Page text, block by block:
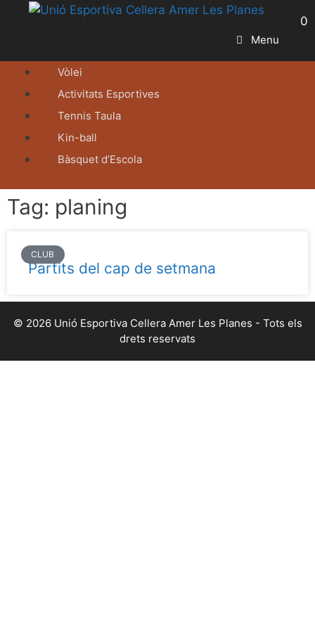
0
Menu
Vòlei
Activitats Esportives
Tennis Taula
Kin-ball
Bàsquet d’Escola
Tag: planing
CLUB
Partits del cap de setmana
© 2026 Unió Esportiva Cellera Amer Les Planes - Tots els
drets reservats